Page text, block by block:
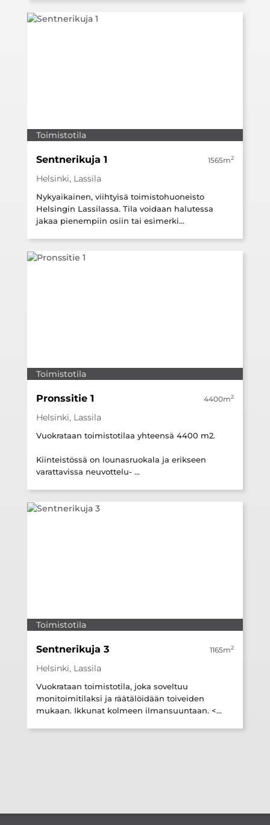
Toimistotila
Sentnerikuja 1 1565m2
Helsinki, Lassila
Nykyaikainen, viihtyisä toimistohuoneisto
Helsingin Lassilassa. Tila voidaan halutessa
jakaa pienempiin osiin tai esimerki...
Toimistotila
Pronssitie 1 4400m2
Helsinki, Lassila
Vuokrataan toimistotilaa yhteensä 4400 m2.
Kiinteistössä on lounasruokala ja erikseen
varattavissa neuvottelu- ...
Toimistotila
Sentnerikuja 3 1165m2
Helsinki, Lassila
Vuokrataan toimistotila, joka soveltuu
monitoimitilaksi ja räätälöidään toiveiden
mukaan. Ikkunat kolmeen ilmansuuntaan. <...